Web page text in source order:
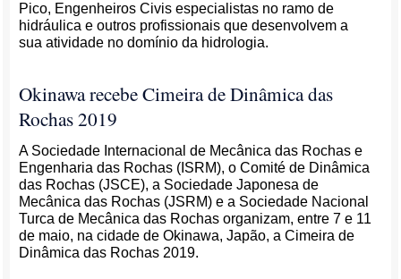
Pico, Engenheiros Civis especialistas no ramo de
hidráulica e outros profissionais que desenvolvem a
sua atividade no domínio da hidrologia.
Okinawa recebe Cimeira de Dinâmica das
Rochas 2019
A Sociedade Internacional de Mecânica das Rochas e
Engenharia das Rochas (ISRM), o Comité de Dinâmica
das Rochas (JSCE), a Sociedade Japonesa de
Mecânica das Rochas (JSRM) e a Sociedade Nacional
Turca de Mecânica das Rochas organizam, entre 7 e 11
de maio, na cidade de Okinawa, Japão, a Cimeira de
Dinâmica das Rochas 2019.